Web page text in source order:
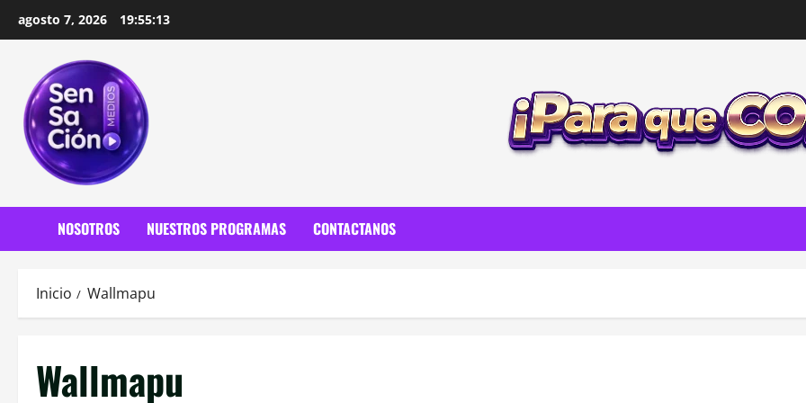
agosto 7, 2026 19:55:14
NOSOTROS NUESTROS PROGRAMAS CONTACTANOS
Inicio Wallmapu
Wallmapu